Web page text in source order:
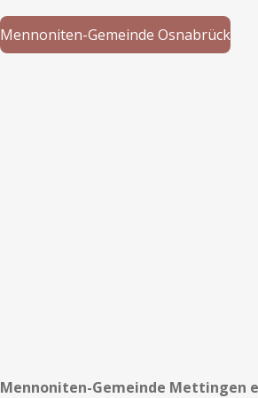
Mennoniten-Gemeinde Osnabrück
Mennoniten-Gemeinde Mettingen